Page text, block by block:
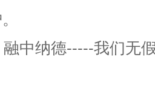
中纳德-----我们无